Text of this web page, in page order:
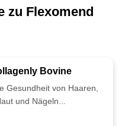
zu Flexomend
Bovine
Gesundheit von Haaren,
und Nägeln...